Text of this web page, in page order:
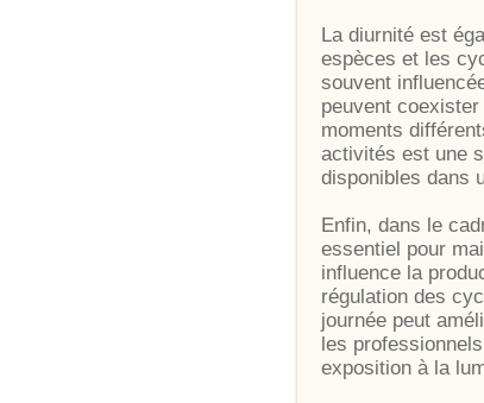
La diurnité est
espèces et les
souvent
peuvent
moments
activités est une
disponibles dans
Enfin, dans le
essentiel pour
influence la
régulation des
journée peut
les
exposition à la